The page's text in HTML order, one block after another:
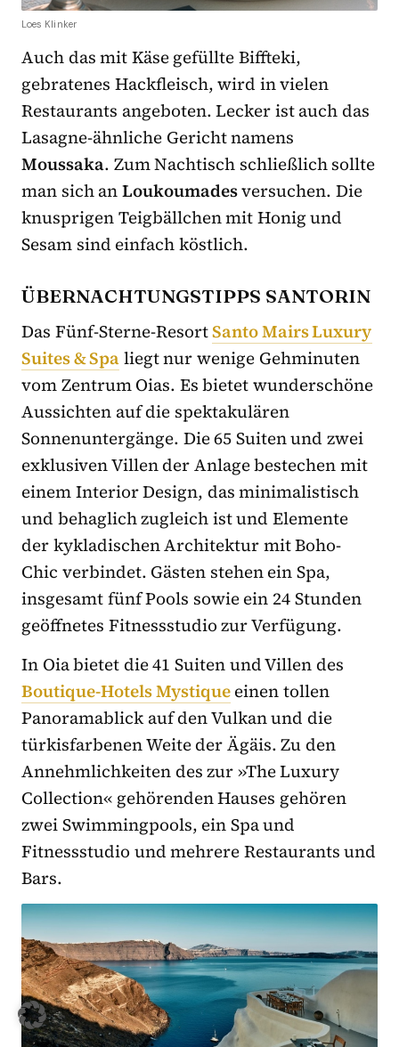
Loes Klinker
Auch das mit Käse gefüllte Biffteki,
gebratenes Hackfleisch, wird in vielen
Restaurants angeboten. Lecker ist auch das
Lasagne-ähnliche Gericht namens
Moussaka. Zum Nachtisch schließlich sollte
man sich anLoukoumadesversuchen. Die
knusprigen Teigbällchen mit Honig und
Sesam sind einfach köstlich.
ÜBERNACHTUNGSTIPPS SANTORIN
Das Fünf-Sterne-ResortSanto Mairs Luxury
Suites & Spaliegt nur wenige Gehminuten
vom Zentrum Oias. Es bietet wunderschöne
Aussichten auf die spektakulären
Sonnenuntergänge. Die 65 Suiten und zwei
exklusiven Villen der Anlage bestechen mit
einem Interior Design, das minimalistisch
und behaglich zugleich ist und Elemente
der kykladischen Architektur mit Boho-
Chic verbindet. Gästen stehen ein Spa,
insgesamt fünf Pools sowie ein 24 Stunden
geöffnetes Fitnessstudio zur Verfügung.
In Oia bietet die 41 Suiten und Villen des
Boutique-Hotels Mystiqueeinen tollen
Panoramablick auf den Vulkan und die
türkisfarbenen Weite der Ägäis. Zu den
Annehmlichkeiten des zur »The Luxury
Collection« gehörenden Hauses gehören
zwei Swimmingpools, ein Spa und
Fitnessstudio und mehrere Restaurants und
Bars.